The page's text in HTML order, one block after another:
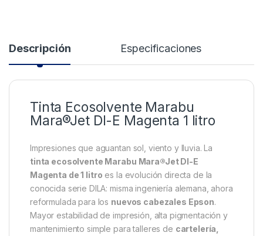
Descripción Especificaciones
Tinta Ecosolvente Marabu
Mara®Jet DI-E Magenta 1 litro
Impresiones que aguantan sol, viento y lluvia. La
tinta ecosolvente Marabu Mara®Jet DI-E
Magenta de 1 litro es la evolución directa de la
conocida serie DILA: misma ingeniería alemana, ahora
reformulada para los nuevos cabezales Epson.
Mayor estabilidad de impresión, alta pigmentación y
mantenimiento simple para talleres de cartelería,